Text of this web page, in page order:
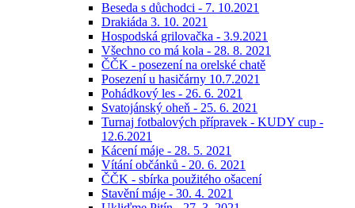
Beseda s důchodci - 7. 10.2021
Drakiáda 3. 10. 2021
Hospodská grilovačka - 3.9.2021
Všechno co má kola - 28. 8. 2021
ČČK - posezení na orelské chatě
Posezení u hasičárny 10.7.2021
Pohádkový les - 26. 6. 2021
Svatojánský oheň - 25. 6. 2021
Turnaj fotbalových přípravek - KUDY cup -
12.6.2021
Kácení máje - 28. 5. 2021
Vítání občánků - 20. 6. 2021
ČČK - sbírka použitého ošacení
Stavění máje - 30. 4. 2021